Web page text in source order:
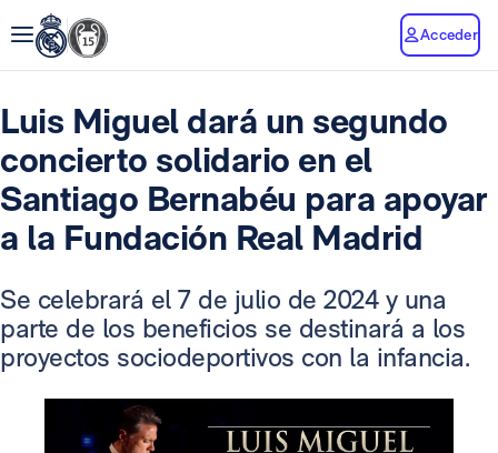
Acceder
Luis Miguel dará un segundo
concierto solidario en el
Santiago Bernabéu para apoyar
a la Fundación Real Madrid
Se celebrará el 7 de julio de 2024 y una
parte de los beneficios se destinará a los
proyectos sociodeportivos con la infancia.